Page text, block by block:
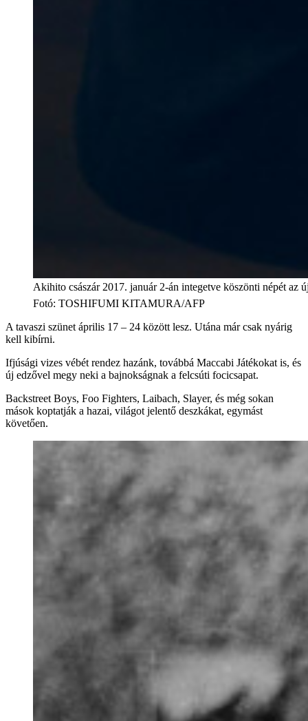
Akihito császár 2017. január 2-án integetve köszönti népét az
Fotó: TOSHIFUMI KITAMURA/AFP
A tavaszi szünet április 17 – 24 között lesz. Utána már csak nyárig
kell kibírni.
Ifjúsági vizes vébét rendez hazánk, továbbá Maccabi Játékokat is, és
új edzővel megy neki a bajnokságnak a felcsúti focicsapat.
Backstreet Boys, Foo Fighters, Laibach, Slayer, és még sokan
mások koptatják a hazai, világot jelentő deszkákat, egymást
követően.